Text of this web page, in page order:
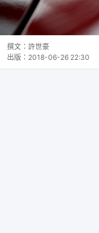
撰文： 許世豪
出版： 2018-06-26 22:30